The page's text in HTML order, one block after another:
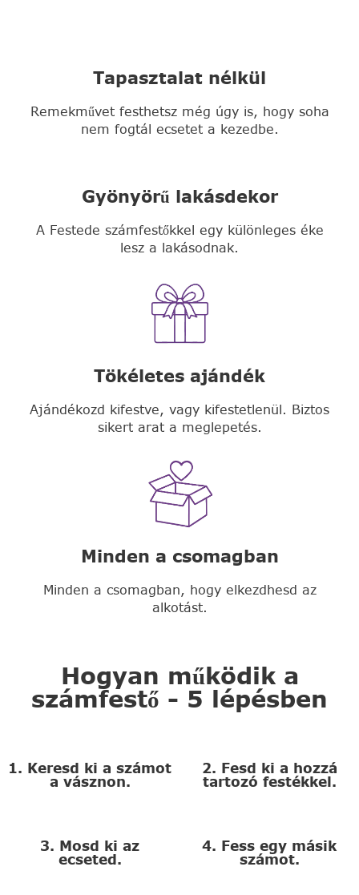
Tapasztalat nélkül
Remekművet festhetsz még úgy is, hogy soha
nem fogtál ecsetet a kezedbe.
Gyönyörű lakásdekor
A Festede számfestőkkel egy különleges éke
lesz a lakásodnak.
Tökéletes ajándék
Ajándékozd kifestve, vagy kifestetlenül. Biztos
sikert arat a meglepetés.
Minden a csomagban
Minden a csomagban, hogy elkezdhesd az
alkotást.
Hogyan működik a
számfestő - 5 lépésben
1. Keresd ki a számot
a vásznon.
2. Fesd ki a hozzá
tartozó festékkel.
3. Mosd ki az
ecseted.
4. Fess egy másik
számot.